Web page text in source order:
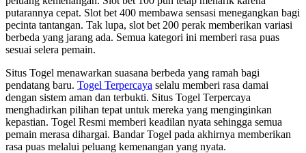
putarannya cepat. Slot bet 400 membawa sensasi menegangkan bagi
pecinta tantangan. Tak lupa, slot bet 200 perak memberikan variasi
berbeda yang jarang ada. Semua kategori ini memberi rasa puas
sesuai selera pemain.
Situs Togel menawarkan suasana berbeda yang ramah bagi
pendatang baru. Togel Terpercaya selalu memberi rasa damai
dengan sistem aman dan terbukti. Situs Togel Terpercaya
menghadirkan pilihan tepat untuk mereka yang menginginkan
kepastian. Togel Resmi memberi keadilan nyata sehingga semua
pemain merasa dihargai. Bandar Togel pada akhirnya memberikan
rasa puas melalui peluang kemenangan yang nyata.